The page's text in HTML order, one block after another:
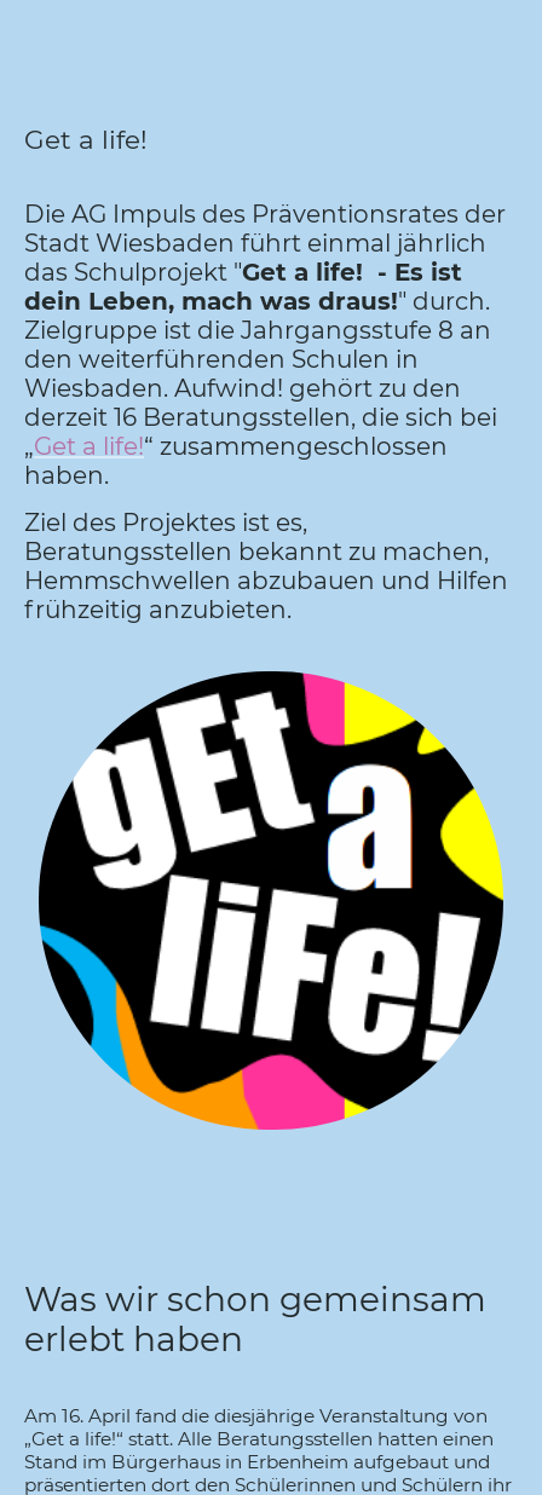
Get a life!
Die AG Impuls des Präventionsrates der
Stadt Wiesbaden führt einmal jährlich
das Schulprojekt "Get a life! - Es ist
dein Leben, mach was draus!" durch.
Zielgruppe ist die Jahrgangsstufe 8 an
den weiterführenden Schulen in
Wiesbaden. Aufwind! gehört zu den
derzeit 16 Beratungsstellen, die sich bei
„Get a life!“ zusammengeschlossen
haben.
Ziel des Projektes ist es,
Beratungsstellen bekannt zu machen,
Hemmschwellen abzubauen und Hilfen
frühzeitig anzubieten.
Was wir schon gemeinsam
erlebt haben
Am 16. April fand die diesjährige Veranstaltung von
„Get a life!“ statt. Alle Beratungsstellen hatten einen
Stand im Bürgerhaus in Erbenheim aufgebaut und
präsentierten dort den Schülerinnen und Schülern ihr